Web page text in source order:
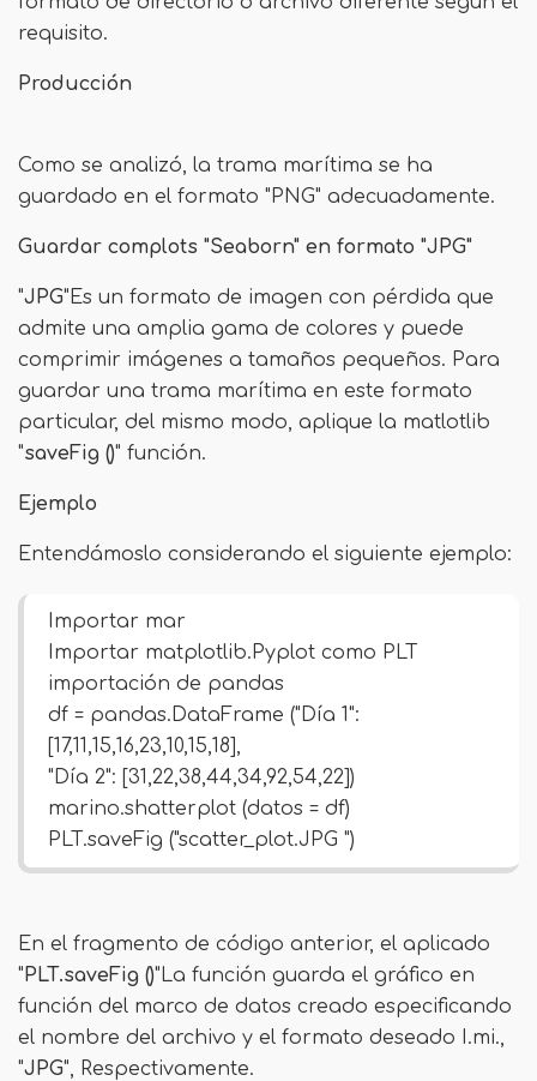
requisito.
Producción
Como se analizó, la trama marítima se ha
guardado en el formato "PNG" adecuadamente.
Guardar complots "Seaborn" en formato "JPG"
"JPG"Es un formato de imagen con pérdida que
admite una amplia gama de colores y puede
comprimir imágenes a tamaños pequeños. Para
guardar una trama marítima en este formato
particular, del mismo modo, aplique la matlotlib
"saveFig ()" función.
Ejemplo
Entendámoslo considerando el siguiente ejemplo:
Importar mar
Importar matplotlib.Pyplot como PLT
importación de pandas
df = pandas.DataFrame ("Día 1":
[17,11,15,16,23,10,15,18],
"Día 2": [31,22,38,44,34,92,54,22])
marino.shatterplot (datos = df)
PLT.saveFig ("scatter_plot.JPG ")
En el fragmento de código anterior, el aplicado
"PLT.saveFig ()"La función guarda el gráfico en
función del marco de datos creado especificando
el nombre del archivo y el formato deseado I.mi.,
"JPG", Respectivamente.